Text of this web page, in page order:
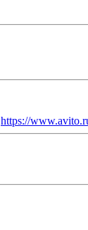
https://